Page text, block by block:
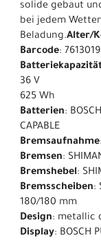
solide gebaut
bei jedem
Beladung.Alter/
Barcode:
36 V
625 Wh
Batterien:
CAPABLE
Bremsaufnahme
Bremsen:
Bremshebel:
Bremsscheiben:
180/180 mm
Design: metallic
Display: BOSCH